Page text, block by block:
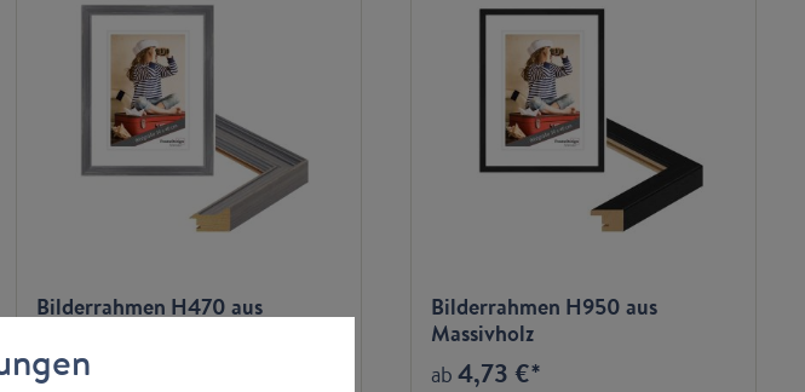
Bilderrahmen H470 aus
ab8,66 €*
Bilderrahmen H950 aus
Massivholz
ab4,73 €*